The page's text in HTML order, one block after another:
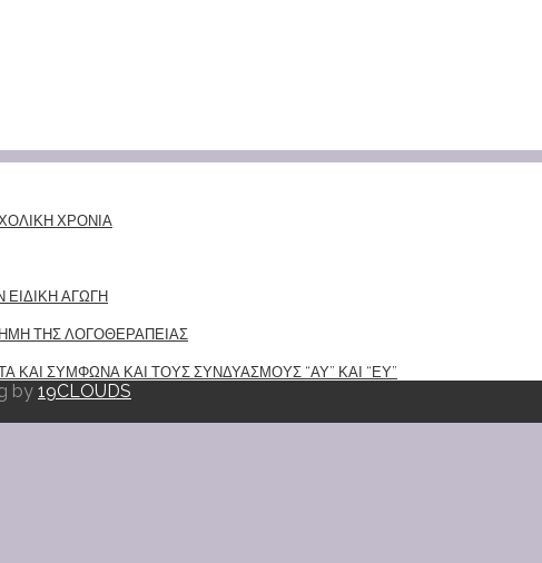
ΧΡΟΝΙΑ
ΑΓΩΓΗ
ΤΗΣ ΛΟΓΟΘΕΡΑΠΕΙΑΣ
ΣΥΜΦΩΝΑ ΚΑΙ ΤΟΥΣ ΣΥΝΔΥΑΣΜΟΥΣ “ΑΥ” ΚΑΙ “ΕΥ”
by 19CLOUDS